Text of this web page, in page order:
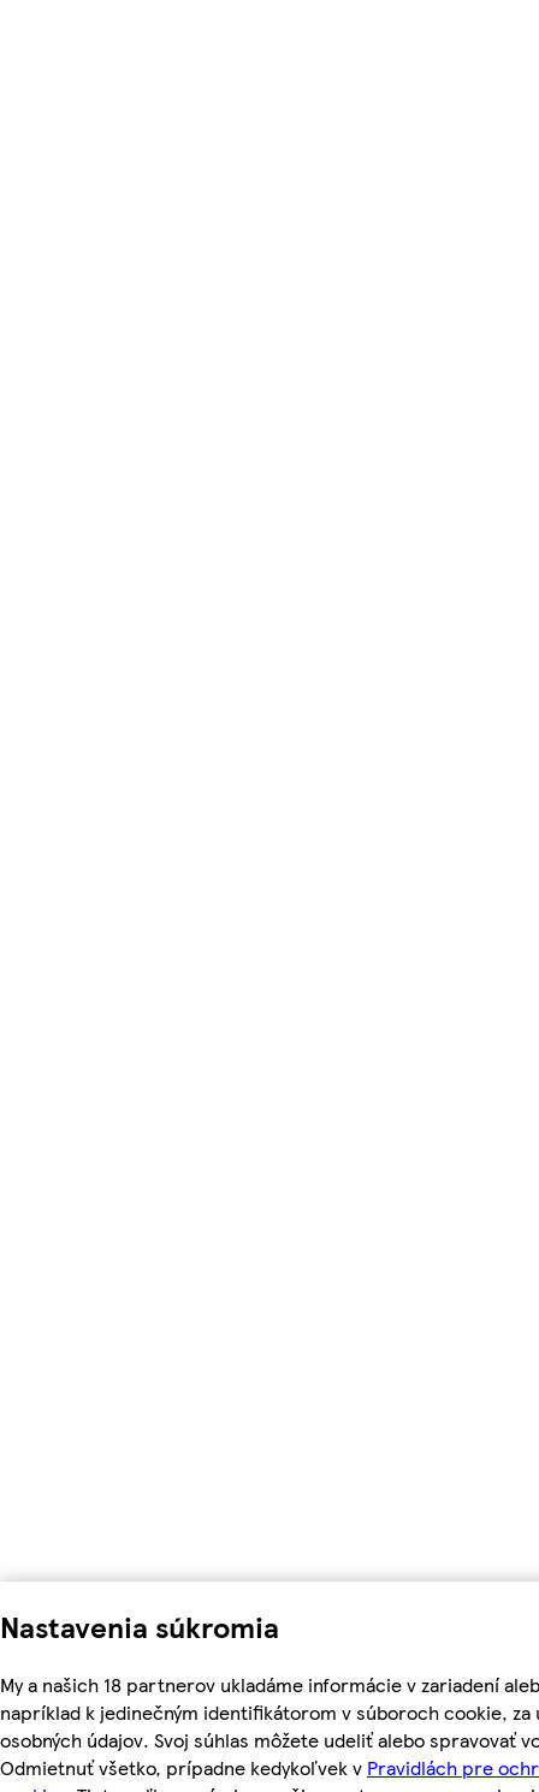
Nastavenia súkromia
My a našich 18 partnerov ukladáme informácie v zariadení
napríklad k jedinečným identifikátorom v súboroch cookie,
osobných údajov. Svoj súhlas môžete udeliť alebo spravovať
Odmietnuť všetko, prípadne kedykoľvek v Pravidlách pre